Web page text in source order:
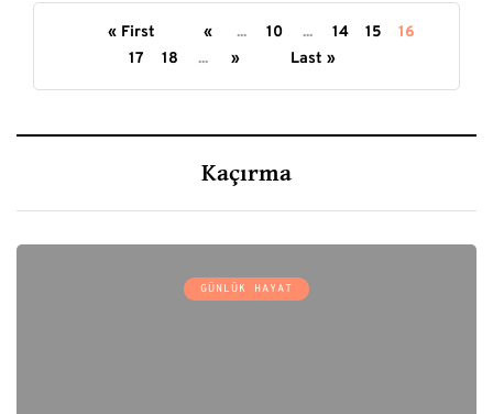
« First « ... 10 ... 14 15
16
17
18 ... » Last »
Kaçırma
GÜNLÜK HAYAT